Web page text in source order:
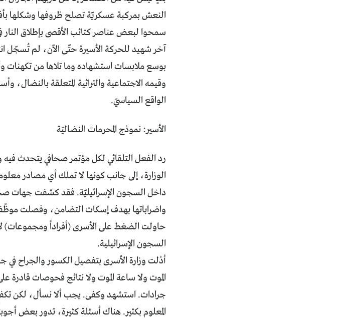
النعش بمركبة عسكريّة تصلح ظروفها وشكلها
سمحوا لبعض عناصر كتائب الأقصى بإطلاق
آخر شهيد للحركة الأسيرة حتّى الآن، لم تُسجّل
بوسع ملابسات استشهاده وما تلاها من تكهنات
وقيمه الاجتماعية والتراثية المتعلقة
الواقع السياسيّ.
الأسير: نموذج المحرمات النضاليّة
رد الفعل التلقائي لكل مؤتمر صحافي يتحدث
الوزارة، إلى جانب كونها لا تملك أي مصادر
داخل السجون الإسرائيليّة. فقد كشفت جهات
واضراباتها بهدف إسكات التضامن، وفصلت
حاولت الضغط على الأسرى (أفراداً ومجموعات)
السجون الإسرائيلية.
أدْلت وزارة الأسرى بتفصيل الكسور والجراح
الموت ولا ساعة الموت ولا نتائج فحوصات
جرادات. استشهد وكفى. يجب ألا نسأل، لكن
المعلوم بكثير. هناك أسئلة كثيرة، تدور بعض